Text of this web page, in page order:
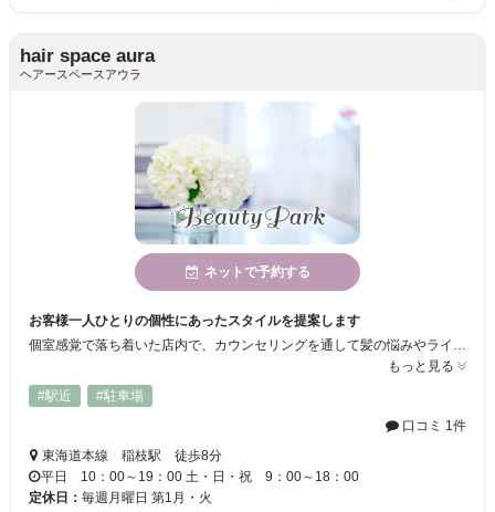
hair space aura
ヘアースペースアウラ
ネットで予約する
お客様一人ひとりの個性にあったスタイルを提案します
もっと見る
#駅近
#駐車場
口コミ 1件
東海道本線 稲枝駅 徒歩8分
平日 10：00～19：00 土・日・祝 9：00～18：00
定休日： 毎週月曜日 第1月・火